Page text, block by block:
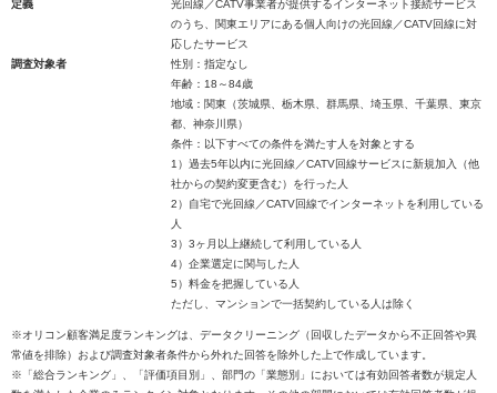
定義
光回線／CATV事業者が提供するインターネット接続サービス
のうち、関東エリアにある個人向けの光回線／CATV回線に対
応したサービス
調査対象者
性別：指定なし
年齢：18～84歳
地域：関東（茨城県、栃木県、群馬県、埼玉県、千葉県、東京
都、神奈川県）
条件：以下すべての条件を満たす人を対象とする
1）過去5年以内に光回線／CATV回線サービスに新規加入（他
社からの契約変更含む）を行った人
2）自宅で光回線／CATV回線でインターネットを利用している
人
3）3ヶ月以上継続して利用している人
4）企業選定に関与した人
5）料金を把握している人
ただし、マンションで一括契約している人は除く
※オリコン顧客満足度ランキングは、データクリーニング（回収したデータから不正回答や異
常値を排除）および調査対象者条件から外れた回答を除外した上で作成しています。
※「総合ランキング」、「評価項目別」、部門の「業態別」においては有効回答者数が規定人